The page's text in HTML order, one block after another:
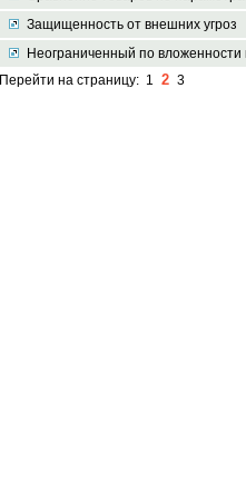
Защищенность от внешних угроз
Неограниченный по вложенности
Перейти на страницу: 1 2 3